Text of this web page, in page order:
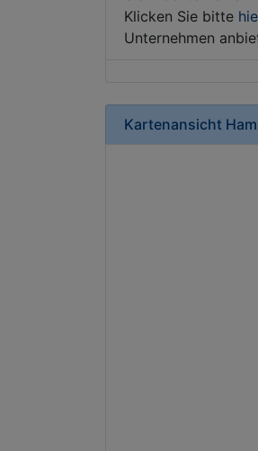
Klicken Sie bitte
Unternehmen
Kartenansicht